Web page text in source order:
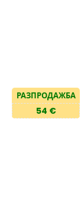
РАЗПРОДАЖБА
54 €